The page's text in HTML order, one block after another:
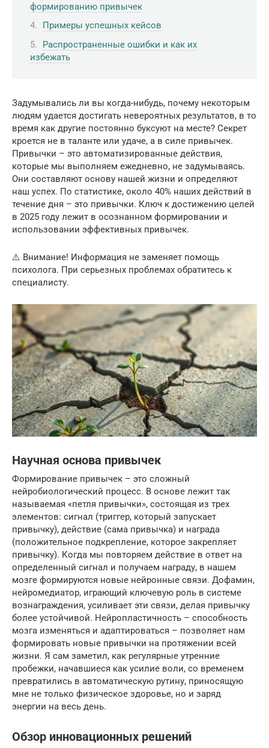
формированию привычек
Примеры успешных кейсов
Распространенные ошибки и как их
избежать
Задумывались ли вы когда-нибудь, почему некоторым
людям удается достигать невероятных результатов, в то
время как другие постоянно буксуют на месте? Секрет
кроется не в таланте или удаче, а в силе привычек.
Привычки – это автоматизированные действия,
которые мы выполняем ежедневно, не задумываясь.
Они составляют основу нашей жизни и определяют
наш успех. По статистике, около 40% наших действий в
течение дня – это привычки. Ключ к достижению целей
в 2025 году лежит в осознанном формировании и
использовании эффективных привычек.
⚠️ Внимание! Информация не заменяет помощь
психолога. При серьезных проблемах обратитесь к
специалисту.
Научная основа привычек
Формирование привычек – это сложный
нейробиологический процесс. В основе лежит так
называемая «петля привычки», состоящая из трех
элементов: сигнал (триггер, который запускает
привычку), действие (сама привычка) и награда
(положительное подкрепление, которое закрепляет
привычку). Когда мы повторяем действие в ответ на
определенный сигнал и получаем награду, в нашем
мозге формируются новые нейронные связи. Дофамин,
нейромедиатор, играющий ключевую роль в системе
вознаграждения, усиливает эти связи, делая привычку
более устойчивой. Нейропластичность – способность
мозга изменяться и адаптироваться – позволяет нам
формировать новые привычки на протяжении всей
жизни. Я сам заметил, как регулярные утренние
пробежки, начавшиеся как усилие воли, со временем
превратились в автоматическую рутину, приносящую
мне не только физическое здоровье, но и заряд
энергии на весь день.
Обзор инновационных решений